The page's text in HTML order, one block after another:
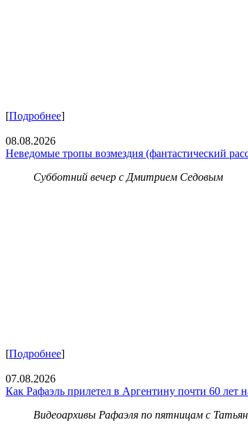
[Подробнее]
08.08.2026
Неведомые тропы возмездия (фантастический
Субботний вечер с Дмитрием Седовым
[Подробнее]
07.08.2026
Как Рафаэль прилетел в Аргентину почти 60 лет
Видеоархивы Рафаэля по пятницам с